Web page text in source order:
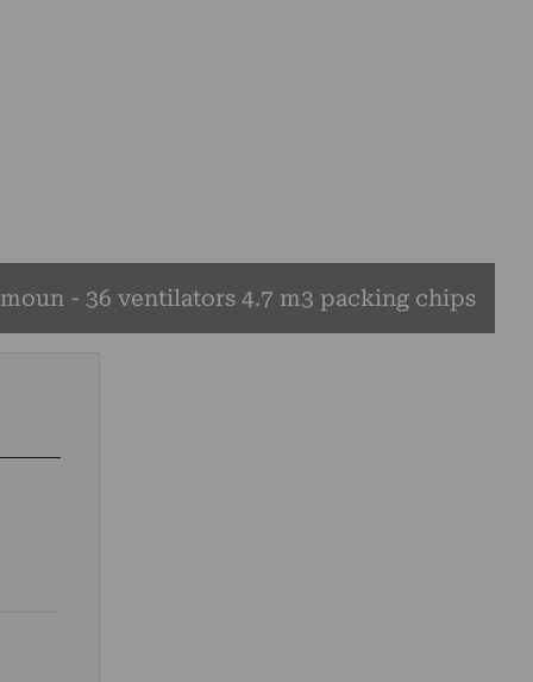
- 36 ventilators 4.7 m3 packing chips